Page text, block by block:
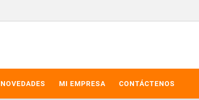
NOVEDADES MI EMPRESA CONTÁCTENOS